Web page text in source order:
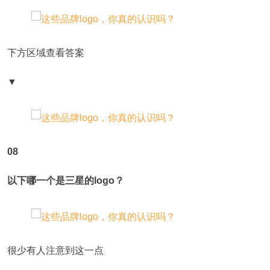
下方区域查看答案
▼
08
以下哪一个是三星的logo？
很少有人注意到这一点